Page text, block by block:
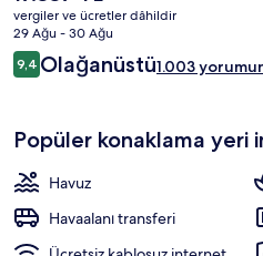
anki
fiyat
17.337 TL
vergiler ve ücretler dâhildir
29 Ağu - 30 Ağu
Yorumlar
9,49,4/10
Olağanüstü1.003
Popüler konaklama yeri
Havuz
Havaalanı transferi